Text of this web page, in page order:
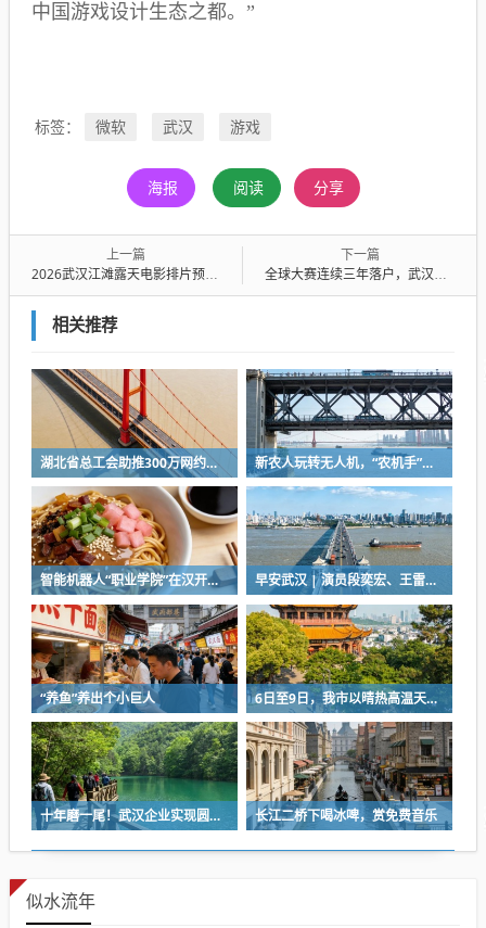
中国游戏设计生态之都。”
标签： 微软 武汉 游戏
海报 阅读 分享
上一篇
2026武汉江滩露天电影排片预告（6.22-6.28）
下一篇
全球大赛连续三年落户，武汉全速打造电竞之城
相关推荐
湖北省总工会助推300万网约车司机降佣金 新农人玩转无人机，“农机手”赛项最热门
智能机器人“职业学院”在汉开学，教材就是人类的一举一动 早安武汉 | 演员段奕宏、王雷，在武汉获聘
“养鱼”养出个小巨人 6日至9日，我市以晴热高温天气为主
十年磨一尾！武汉企业实现圆口铜鱼规模化繁育 长江二桥下喝冰啤，赏免费音乐
似水流年